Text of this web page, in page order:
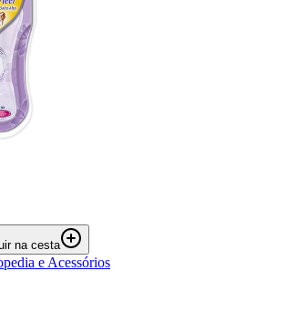
na cesta
e Acessórios